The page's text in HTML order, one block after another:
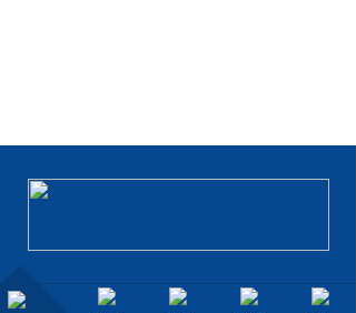
136 0032 4970 /138 0264 3370